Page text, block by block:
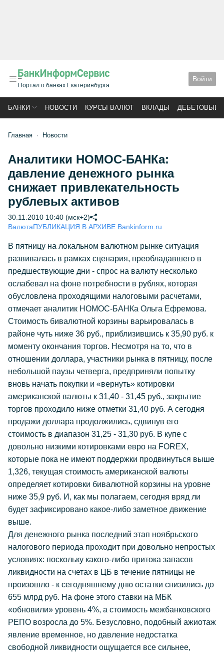
Портал о банках Екатеринбурга
Войти
БАНКИ НОВОСТИ КУРСЫ ВАЛЮТ ВКЛАДЫ ДЕБЕТОВЫЕ
Главная Новости
Аналитики НОМОС-БАНКа:
давление денежного рынка
снижает привлекательность
рублевых активов
30.11.2010 10:40 (мск+2)
ВалютаПУБЛИКАЦИЯ В АРХИВЕ Bankinform.ru
В пятницу на локальном валютном рынке ситуация
развивалась в рамках сценария, преобладавшего в
предшествующие дни - спрос на валюту несколько
ослабевал на фоне потребности в рублях, которая
обусловлена проходящими налоговыми расчетами,
отмечает аналитик НОМОС-БАНКа Ольга Ефремова.
Стоимость бивалютной корзины варьировалась в
районе чуть ниже 36 руб., приблизившись к 35,90 руб. к
моменту окончания торгов. Несмотря на то, что в
отношении доллара, участники рынка в пятницу, после
небольшой паузы четверга, предприняли попытку
вновь начать покупки и «вернуть» котировки
американской валюты к 31,40 - 31,45 руб., закрытие
торгов проходило ниже отметки 31,40 руб. А сегодня
продажи доллара продолжились, сдвинув его
стоимость в диапазон 31,25 - 31,30 руб. В купе с
довольно низкими котировками евро на FOREX,
которые пока не имеют поддержки продвинуться выше
1,326, текущая стоимость американской валюты
определяет котировки бивалютной корзины на уровне
ниже 35,9 руб. И, как мы полагаем, сегодня вряд ли
будет зафиксировано какое-либо заметное движение
выше.
Для денежного рынка последний этап ноябрьского
налогового периода проходит при довольно непростых
условиях: поскольку какого-либо притока запасов
ликвидности на счетах в ЦБ в течение пятницы не
произошло - к сегодняшнему дню остатки снизились до
655 млрд руб. На фоне этого ставки на МБК
«обновили» уровень 4%, а стоимость межбанковского
РЕПО возросла до 5%. Безусловно, подобный ажиотаж
явление временное, но давление недостатка
свободной ликвидности ощущается все сильнее,